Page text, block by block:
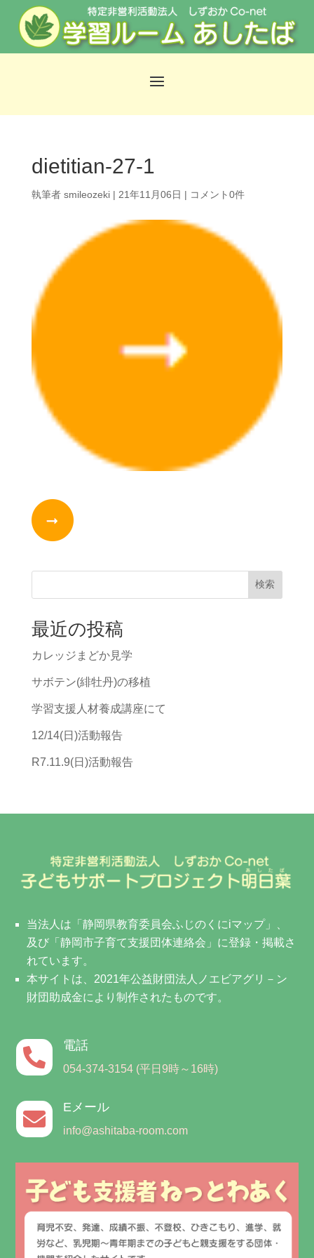
dietitian-27-1
執筆者 smileozeki| 21年11月06日 | コメント0件
検索
最近の投稿
カレッジまどか見学
サボテン(緋牡丹)の移植
学習支援人材養成講座にて
12/14(日)活動報告
R7.11.9(日)活動報告
当法人は「静岡県教育委員会ふじのくにiマップ」、
及び「静岡市子育て支援団体連絡会」に登録・掲載さ
れています。
本サイトは、2021年公益財団法人ノエビアグリ－ン
財団助成金により制作されたものです。

電話
054-374-3154 (平日9時～16時)

Eメール
info@ashitaba-room.com